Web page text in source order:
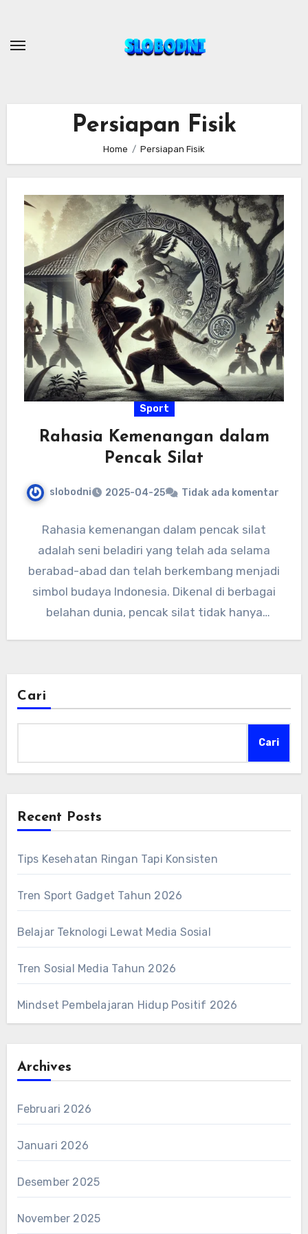
content
Persiapan Fisik
Home Persiapan Fisik
Sport
Rahasia Kemenangan dalam
Pencak Silat
slobodni 2025-04-25 Tidak ada komentar
Rahasia kemenangan dalam pencak silat
adalah seni beladiri yang telah ada selama
berabad-abad dan telah berkembang menjadi
simbol budaya Indonesia. Dikenal di berbagai
belahan dunia, pencak silat tidak hanya
Cari
Cari
Recent Posts
Tips Kesehatan Ringan Tapi Konsisten
Tren Sport Gadget Tahun 2026
Belajar Teknologi Lewat Media Sosial
Tren Sosial Media Tahun 2026
Mindset Pembelajaran Hidup Positif 2026
Archives
Februari 2026
Januari 2026
Desember 2025
November 2025